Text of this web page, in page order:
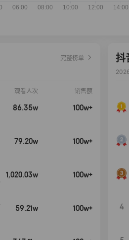
完整榜单
观看人次 销售额
86.35w 100w+
79.20w 100w+
1,020.03w 100w+
59.21w 100w+
抖
4